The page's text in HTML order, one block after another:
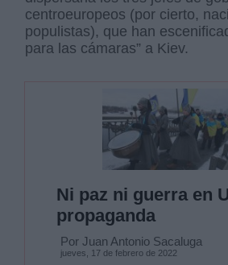
centroeuropeos (por cierto,
populistas), que han
para las cámaras” a Kiev.
Ni paz ni guerra en
propaganda
Por Juan Antonio Sacaluga
jueves, 17 de febrero de 2022